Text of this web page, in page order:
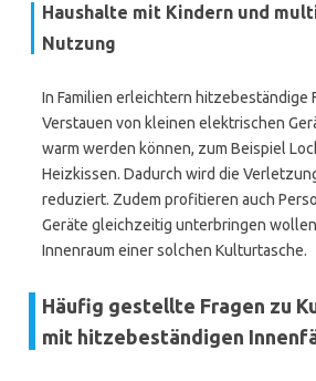
Haushalte mit Kindern und
Nutzung
In Familien erleichtern hitzebeständige
Verstauen von kleinen elektrischen
warm werden können, zum Beispiel
Heizkissen. Dadurch wird die
reduziert. Zudem profitieren auch
Geräte gleichzeitig unterbringen
Innenraum einer solchen Kulturtasche.
Häufig gestellte Fragen zu
mit hitzebeständigen